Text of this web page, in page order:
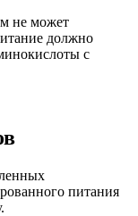
не может
должно
с
питания